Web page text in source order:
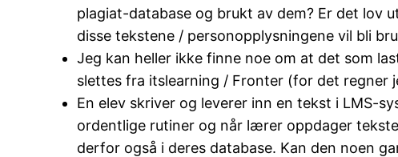
plagiat-database og brukt av dem? Er det lov
disse tekstene / personopplysningene vil bli
Jeg kan heller ikke finne noe om at det som
slettes fra itslearning / Fronter (for det regner
En elev skriver og leverer inn en tekst i LMS-
ordentlige rutiner og når lærer oppdager
derfor også i deres database. Kan den noen